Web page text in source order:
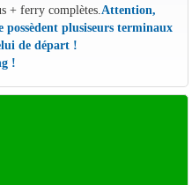
+ ferry complètes. Attention,
possèdent plusiseurs terminaux
de départ !
!